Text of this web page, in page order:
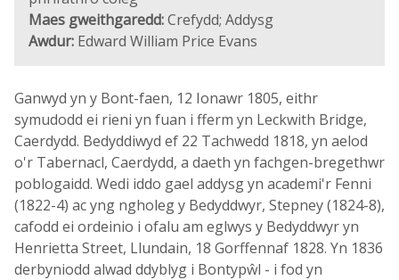
Maes gweithgaredd:Crefydd; Addysg
Awdur: Edward William Price Evans
Ganwyd yn y Bont-faen, 12 Ionawr 1805, eithr
symudodd ei rieni yn fuan i fferm yn Leckwith Bridge,
Caerdydd. Bedyddiwyd ef 22 Tachwedd 1818, yn aelod
o'r Tabernacl, Caerdydd, a daeth yn fachgen-bregethwr
poblogaidd. Wedi iddo gael addysg yn academi'r Fenni
(1822-4) ac yng ngholeg y Bedyddwyr, Stepney (1824-8),
cafodd ei ordeinio i ofalu am eglwys y Bedyddwyr yn
Henrietta Street, Llundain, 18 Gorffennaf 1828. Yn 1836
derbyniodd alwad ddyblyg i Bontypŵl - i fod yn